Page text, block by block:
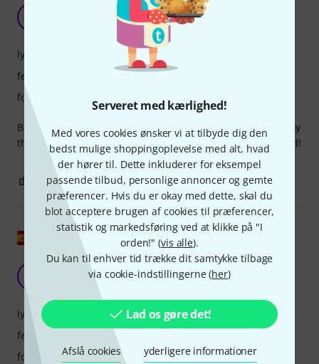
Serveret med kærlighed!
Med vores cookies ønsker vi at tilbyde dig den
bedst mulige shoppingoplevelse med alt, hvad
der hører til. Dette inkluderer for eksempel
passende tilbud, personlige annoncer og gemte
præferencer. Hvis du er okay med dette, skal du
blot acceptere brugen af cookies til præferencer,
statistik og markedsføring ved at klikke på "I
orden!" (vis alle).
Du kan til enhver tid trække dit samtykke tilbage
via cookie-indstillingerne (her)
Lad os gøre det!
Afslå cookies yderligere informationer
Best portable drum set!
Bonzo28 10.09.2024
Best thing if you’re moving all the time, there’s one company
that sells bags exactly for this drum set, I really recommend!
lyd
features
forarbejdning
0 ANMELD BEDØMMELSE
Vis original
Yamaha Stage Custom
Jose Lucho 22.05.2024
lyd
features
forarbejdning